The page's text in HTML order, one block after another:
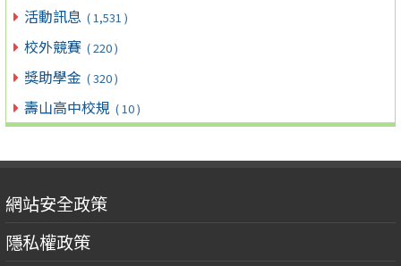
活動訊息 ( 1,531 )
校外競賽 ( 220 )
獎助學金 ( 320 )
壽山高中校規 ( 10 )
網站安全政策
隱私權政策